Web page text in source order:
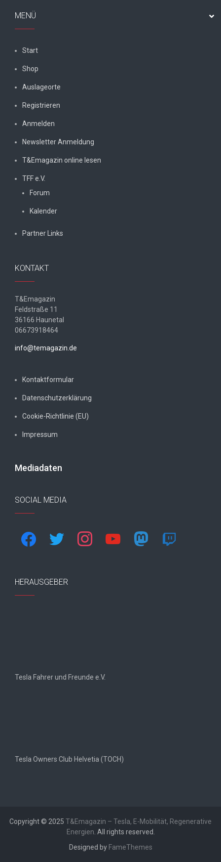
MENÜ
Start
Shop
Auslageorte
Registrieren
Anmelden
Newsletter Anmeldung
T&Emagazin online lesen
TFF e.V.
Forum
Kalender
Partner Links
KONTAKT
T&Emagazin
Feldstraße 11
36166 Haunetal
06673918464
info@temagazin.de
Kontaktformular
Datenschutzerklärung
Cookie-Richtlinie (EU)
Impressum
Mediadaten
SOCIAL MEDIA
facebook twitter instagram youtube mastodon twitch
HERAUSGEBER
Tesla Fahrer und Freunde e.V.
Tesla Owners Club Helvetia (TOCH)
Copyright © 2025 T&Emagazin – Tesla, E-Mobilität, Regenerative
Energien. All rights reserved.
Designed by FameThemes